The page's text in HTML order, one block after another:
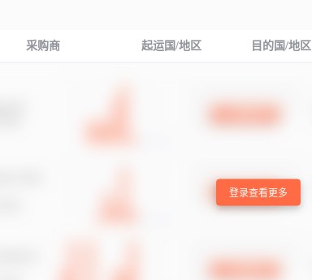
采购商 起运国/地区 目的国/地区
登录查看更多